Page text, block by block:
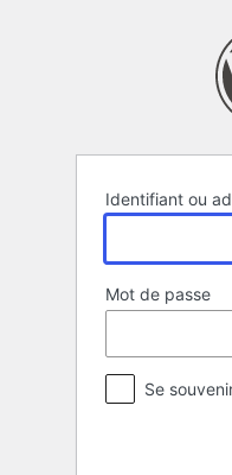
Identifiant ou
Mot de passe
Se